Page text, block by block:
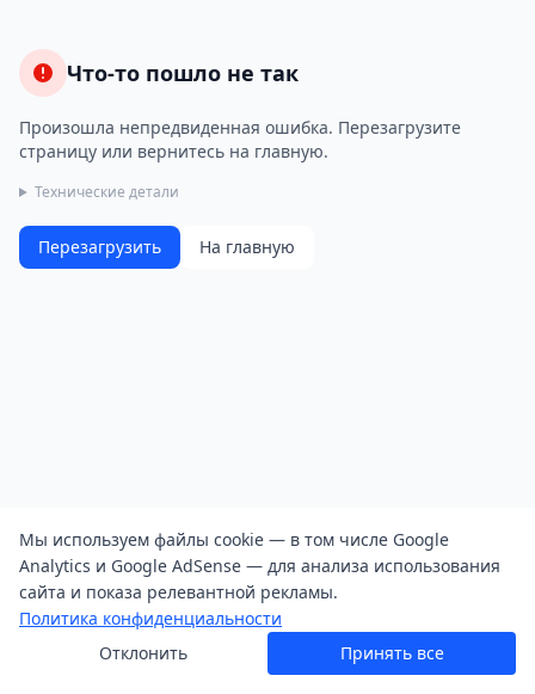
Что-то пошло не так
Произошла непредвиденная ошибка. Перезагрузите
страницу или вернитесь на главную.
Технические детали
Перезагрузить На главную
Мы используем файлы cookie — в том числе Google
Analytics и Google AdSense — для анализа использования
сайта и показа релевантной рекламы.
Политика конфиденциальности
Отклонить
Принять все